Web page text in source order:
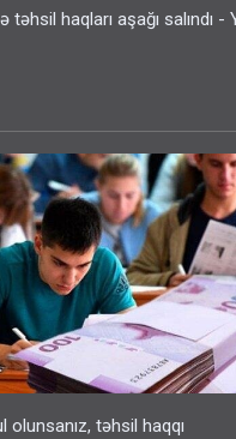
haqları aşağı salındı -
təhsil haqqı